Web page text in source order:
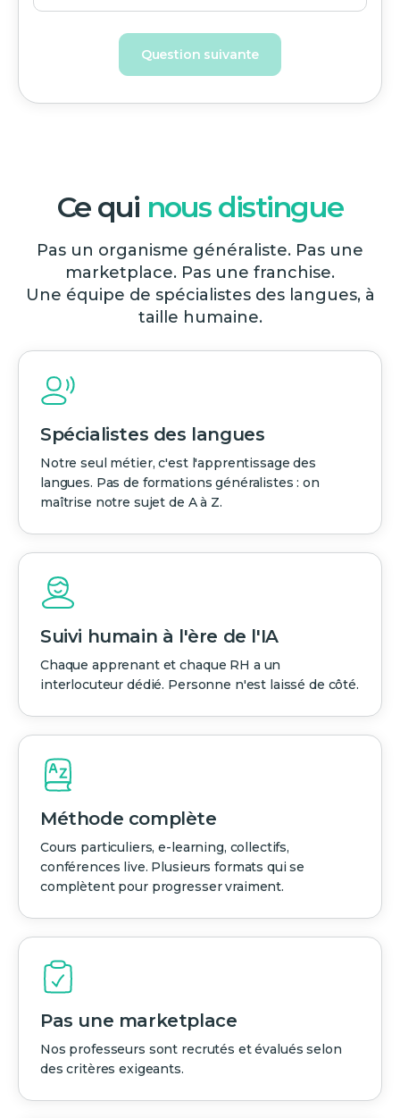
Question suivante
Ce qui nous distingue
Pas un organisme généraliste. Pas une
marketplace. Pas une franchise.
Une équipe de spécialistes des langues, à
taille humaine.
Spécialistes des langues
Notre seul métier, c'est l'apprentissage des
langues. Pas de formations généralistes : on
maîtrise notre sujet de A à Z.
Suivi humain à l'ère de l'IA
Chaque apprenant et chaque RH a un
interlocuteur dédié. Personne n'est laissé de côté.
Méthode complète
Cours particuliers, e-learning, collectifs,
conférences live. Plusieurs formats qui se
complètent pour progresser vraiment.
Pas une marketplace
Nos professeurs sont recrutés et évalués selon
des critères exigeants.